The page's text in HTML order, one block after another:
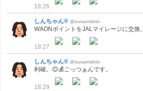
18:26
しんちゃん® @susamishin
WAONポイントをJALマイレージに交換。
18:27
しんちゃん® @susamishin
利確。😊💰ごっつぁんです。
18:29